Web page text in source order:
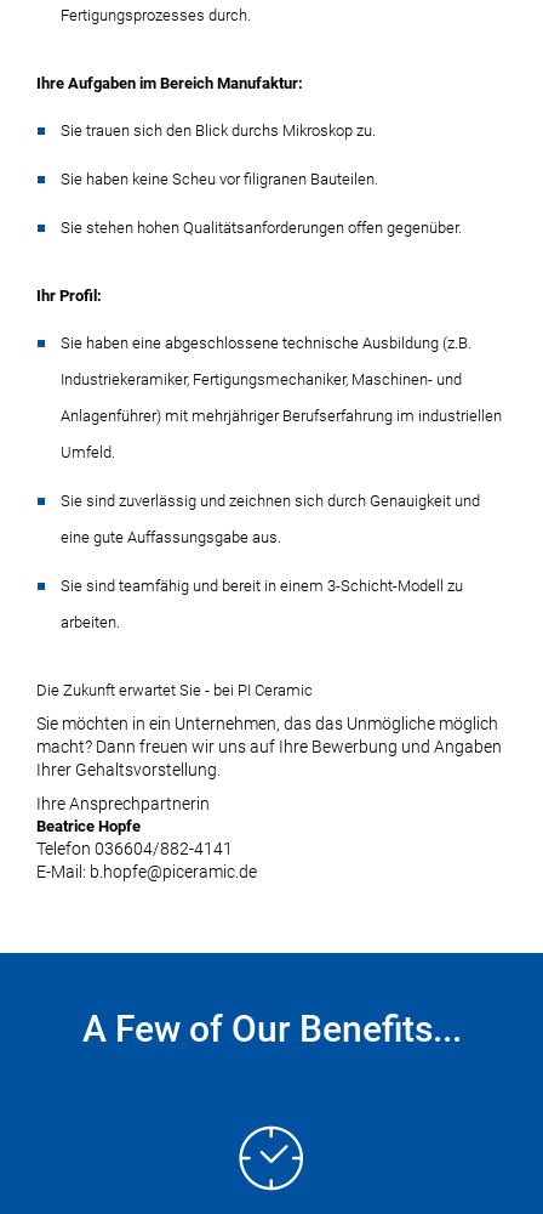
Fertigungsprozesses durch.
Ihre Aufgaben im Bereich Manufaktur:
Sie trauen sich den Blick durchs Mikroskop zu.
Sie haben keine Scheu vor filigranen Bauteilen.
Sie stehen hohen Qualitätsanforderungen offen gegenüber.
Ihr Profil:
Sie haben eine abgeschlossene technische Ausbildung (z.B.
Industriekeramiker, Fertigungsmechaniker, Maschinen- und
Anlagenführer) mit mehrjähriger Berufserfahrung im industriellen
Umfeld.
Sie sind zuverlässig und zeichnen sich durch Genauigkeit und
eine gute Auffassungsgabe aus.
Sie sind teamfähig und bereit in einem 3-Schicht-Modell zu
arbeiten.
Die Zukunft erwartet Sie - bei PI Ceramic
Sie möchten in ein Unternehmen, das das Unmögliche möglich
macht? Dann freuen wir uns auf Ihre Bewerbung und Angaben
Ihrer Gehaltsvorstellung.
Ihre Ansprechpartnerin
Beatrice Hopfe
Telefon 036604/882-4141
E-Mail: b.hopfe@piceramic.de
A Few of Our Benefits...